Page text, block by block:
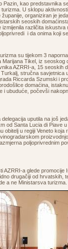
Pazin, kao predstavnika
U sklopu
organiziran je
seoskih
izmijenila različita
i da onima koji
su tijekom 3
Marijana Tikel, iz
AZRRI-a, 15
stručna
Riccarda Szumski i
domaćina,
i ubuduće, počevši
uputila na još
od Santa Lucia di Piave
obitelj u regiji Veneto
poljoprivrednim
AZRRI-a glede
drugačiji od
a ne Ministarsva turizma.